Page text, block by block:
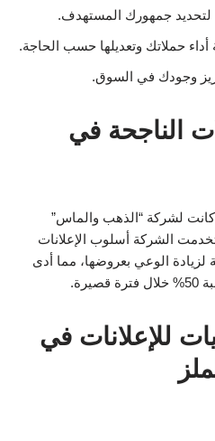
جمهورك المستهدف.
أداء حملاتك وتعديلها حسب الحاجة.
وجودك في السوق.
الناجحة في
كانت لشركة “الذهب والماس”
الشركة أسلوب الإعلانات
لزيادة الوعي بعروضها، مما أدى
للإعلانات في